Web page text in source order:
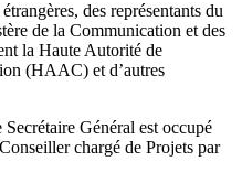
des représentants du
de la Communication et des
la Haute Autorité de
(HAAC) et d’autres
Général est occupé
chargé de Projets par